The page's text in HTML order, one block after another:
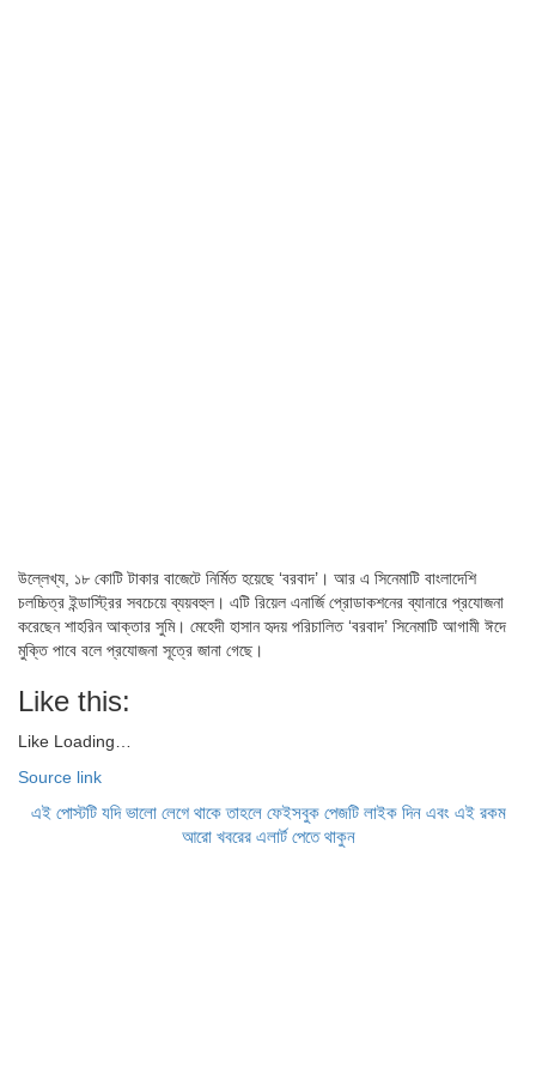
উল্লেখ্য, ১৮ কোটি টাকার বাজেটে নির্মিত হয়েছে ‘বরবাদ’। আর এ সিনেমাটি বাংলাদেশি
চলচ্চিত্র ইন্ডাস্ট্রির সবচেয়ে ব্যয়বহুল। এটি রিয়েল এনার্জি প্রোডাকশনের ব্যানারে প্রযোজনা
করেছেন শাহরিন আক্তার সুমি। মেহেদী হাসান হৃদয় পরিচালিত ‘বরবাদ’ সিনেমাটি আগামী ঈদে
মুক্তি পাবে বলে প্রযোজনা সূত্রে জানা গেছে।
Like this:
Like Loading…
Source link
এই পোস্টটি যদি ভালো লেগে থাকে তাহলে ফেইসবুক পেজটি লাইক দিন এবং এই রকম
আরো খবরের এলার্ট পেতে থাকুন